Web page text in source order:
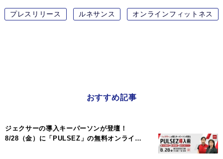
プレスリリース ルネサンス オンラインフィットネス
おすすめ記事
ジェクサーの導入キーパーソンが登壇！
8/28（金）に「PULSEZ」の無料オンライ…